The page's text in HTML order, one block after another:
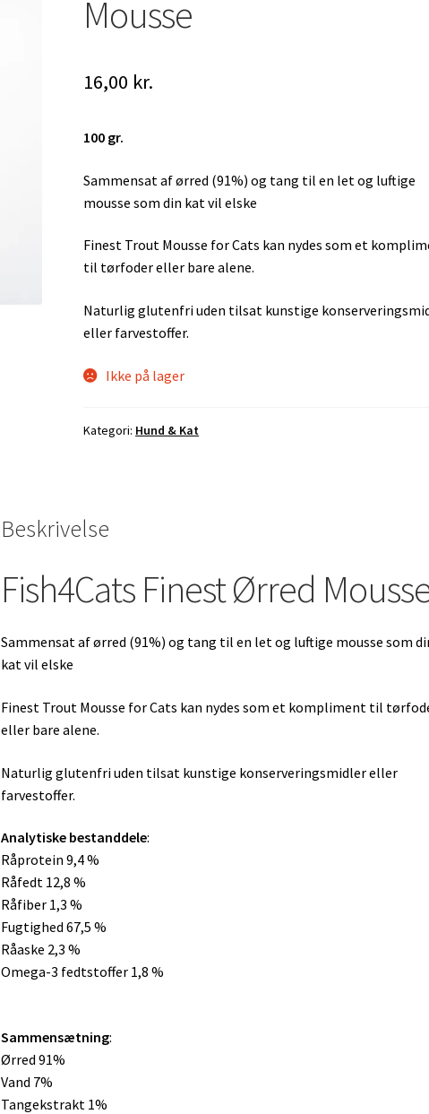
Mousse
16,00 kr.
100 gr.
Sammensat af ørred (91%) og tang til en let og luftige
mousse som din kat vil elske
Finest Trout Mousse for Cats kan nydes som et
til tørfoder eller bare alene.
Naturlig glutenfri uden tilsat kunstige
eller farvestoffer.
Ikke på lager
Kategori: Hund & Kat
Beskrivelse
Fish4Cats Finest Ørred
Sammensat af ørred (91%) og tang til en let og luftige mousse som
kat vil elske
Finest Trout Mousse for Cats kan nydes som et kompliment til
eller bare alene.
Naturlig glutenfri uden tilsat kunstige konserveringsmidler eller
farvestoffer.
Analytiske bestanddele:
Råprotein 9,4 %
Råfedt 12,8 %
Råfiber 1,3 %
Fugtighed 67,5 %
Råaske 2,3 %
Omega-3 fedtstoffer 1,8 %
Sammensætning:
Ørred 91%
Vand 7%
Tangekstrakt 1%